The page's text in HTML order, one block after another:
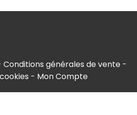
Conditions générales de vente
Mon Compte